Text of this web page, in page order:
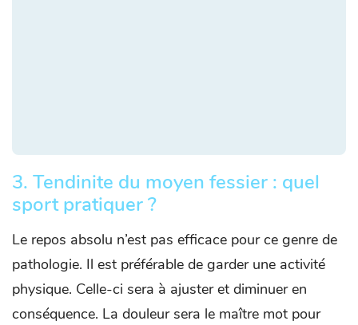
3. Tendinite du moyen fessier : quel
sport pratiquer ?
Le repos absolu n’est pas efficace pour ce genre de
pathologie. Il est préférable de garder une activité
physique. Celle-ci sera à ajuster et diminuer en
conséquence. La douleur sera le maître mot pour